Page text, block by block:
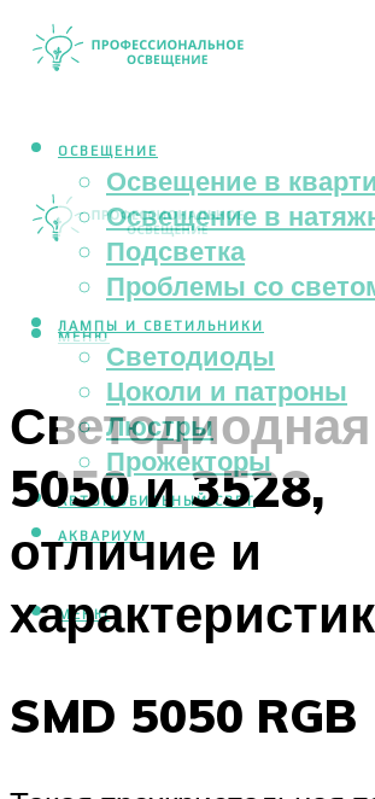
ОСВЕЩЕНИЕ
Освещение в
Освещение в
Подсветка
Проблемы со
ЛАМПЫ И СВЕТИЛЬНИКИ
Светодиоды
Цоколи и патроны
Люстры
Прожекторы
АВТОМОБИЛЬНЫЙ СВЕТ
АКВАРИУМ
МЕНЮ
МЕНЮ
5050 и 3528,
отличие и
SMD 5050 RGB